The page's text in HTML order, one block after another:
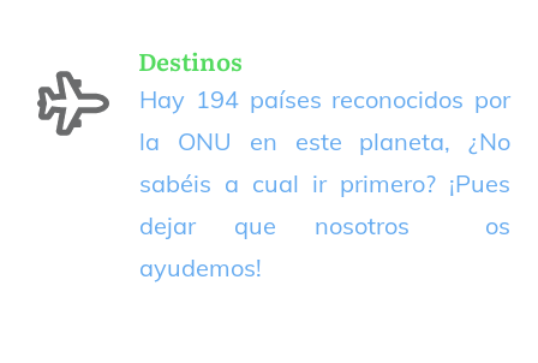
Destinos
Hay 194 países reconocidos por
la ONU en este planeta, ¿No
sabéis a cual ir primero? ¡Pues
dejar que nosotros os
ayudemos!